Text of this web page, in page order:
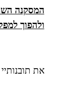
ולהפוך
את